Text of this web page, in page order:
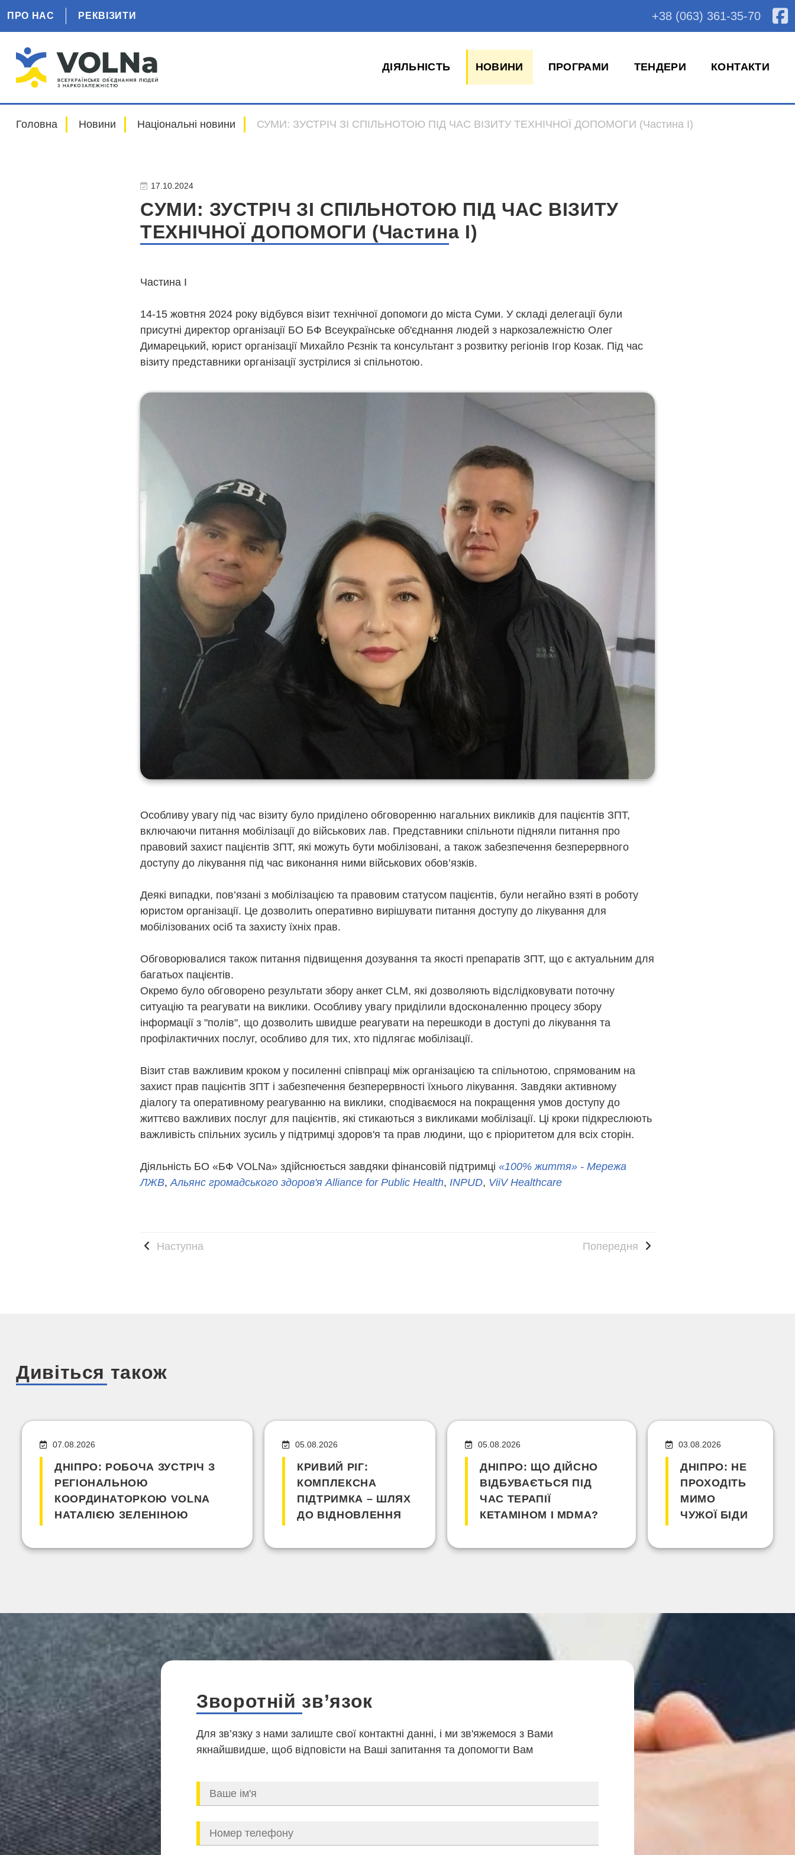
ПРО НАС РЕКВІЗИТИ +38 (063) 361-35-70
ДІЯЛЬНІСТЬ НОВИНИ ПРОГРАМИ ТЕНДЕРИ КОНТАКТИ
Головна Новини Національні новини СУМИ: ЗУСТРІЧ ЗІ СПІЛЬНОТОЮ ПІД ЧАС ВІЗИТУ ТЕХНІЧНОЇ ДОПОМОГИ (Частина I)
17.10.2024
СУМИ: ЗУСТРІЧ ЗІ СПІЛЬНОТОЮ ПІД ЧАС ВІЗИТУ
ТЕХНІЧНОЇ ДОПОМОГИ (Частина I)
Частина І
14-15 жовтня 2024 року відбувся візит технічної допомоги до міста Суми. У складі делегації були
присутні директор організації БО БФ Всеукраїнське об'єднання людей з наркозалежністю Олег
Димарецький, юрист організації Михайло Рєзнік та консультант з розвитку регіонів Ігор Козак. Під час
візиту представники організації зустрілися зі спільнотою.
Особливу увагу під час візиту було приділено обговоренню нагальних викликів для пацієнтів ЗПТ,
включаючи питання мобілізації до військових лав. Представники спільноти підняли питання про
правовий захист пацієнтів ЗПТ, які можуть бути мобілізовані, а також забезпечення безперервного
доступу до лікування під час виконання ними військових обов’язків.
Деякі випадки, пов’язані з мобілізацією та правовим статусом пацієнтів, були негайно взяті в роботу
юристом організації. Це дозволить оперативно вирішувати питання доступу до лікування для
мобілізованих осіб та захисту їхніх прав.
Обговорювалися також питання підвищення дозування та якості препаратів ЗПТ, що є актуальним для
багатьох пацієнтів.
Окремо було обговорено результати збору анкет CLM, які дозволяють відслідковувати поточну
ситуацію та реагувати на виклики. Особливу увагу приділили вдосконаленню процесу збору
інформації з "полів", що дозволить швидше реагувати на перешкоди в доступі до лікування та
профілактичних послуг, особливо для тих, хто підлягає мобілізації.
Візит став важливим кроком у посиленні співпраці між організацією та спільнотою, спрямованим на
захист прав пацієнтів ЗПТ і забезпечення безперервності їхнього лікування. Завдяки активному
діалогу та оперативному реагуванню на виклики, сподіваємося на покращення умов доступу до
життєво важливих послуг для пацієнтів, які стикаються з викликами мобілізації. Ці кроки підкреслюють
важливість спільних зусиль у підтримці здоров'я та прав людини, що є пріоритетом для всіх сторін.
Діяльність БО «БФ VOLNa» здійснюється завдяки фінансовій підтримці «100% життя» - Мережа
ЛЖВ,Альянс громадського здоров'я Alliance for Public Health, INPUD, ViiV Healthcare
Наступна Попередня
Дивіться також
07.08.2026
ДНІПРО: РОБОЧА ЗУСТРІЧ З
РЕГІОНАЛЬНОЮ
КООРДИНАТОРКОЮ VOLNA
НАТАЛІЄЮ ЗЕЛЕНІНОЮ
05.08.2026
КРИВИЙ РІГ:
КОМПЛЕКСНА
ПІДТРИМКА – ШЛЯХ
ДО ВІДНОВЛЕННЯ
05.08.2026
ДНІПРО: ЩО ДІЙСНО
ВІДБУВАЄТЬСЯ ПІД
ЧАС ТЕРАПІЇ
КЕТАМІНОМ І MDMA?
03.08.2026
ДНІПРО: НЕ
ПРОХОДІТЬ
МИМО
ЧУЖОЇ БІДИ
Зворотній зв’язок
Для зв’язку з нами залиште свої контактні данні, і ми зв'яжемося з Вами
якнайшвидше, щоб відповісти на Ваші запитання та допомогти Вам